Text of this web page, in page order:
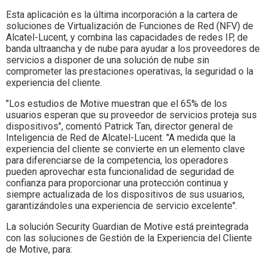
Esta aplicación es la última incorporación a la cartera de
soluciones de Virtualización de Funciones de Red (NFV) de
Alcatel-Lucent, y combina las capacidades de redes IP, de
banda ultraancha y de nube para ayudar a los proveedores de
servicios a disponer de una solución de nube sin
comprometer las prestaciones operativas, la seguridad o la
experiencia del cliente.
"Los estudios de Motive muestran que el 65% de los
usuarios esperan que su proveedor de servicios proteja sus
dispositivos", comentó Patrick Tan, director general de
Inteligencia de Red de Alcatel-Lucent. "A medida que la
experiencia del cliente se convierte en un elemento clave
para diferenciarse de la competencia, los operadores
pueden aprovechar esta funcionalidad de seguridad de
confianza para proporcionar una protección continua y
siempre actualizada de los dispositivos de sus usuarios,
garantizándoles una experiencia de servicio excelente".
La solución Security Guardian de Motive está preintegrada
con las soluciones de Gestión de la Experiencia del Cliente
de Motive, para: